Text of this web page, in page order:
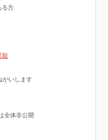
る方
能
がいします
全体非公開